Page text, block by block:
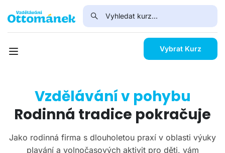
Vybrat Kurz
Vzdělávání v pohybu
Rodinná tradice pokračuje
Jako rodinná firma s dlouholetou praxí v oblasti výuky
plavání a volnočasových aktivit pro děti, vám